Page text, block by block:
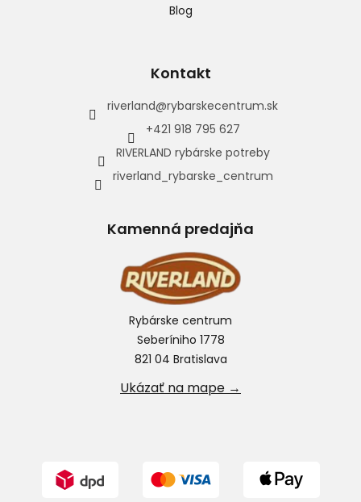
Blog
Kontakt
riverland@rybarskecentrum.sk
+421 918 795 627
RIVERLAND rybárske potreby
riverland_rybarske_centrum
Kamenná predajňa
Rybárske centrum
Seberíniho 1778
821 04 Bratislava
Ukázať na mape →